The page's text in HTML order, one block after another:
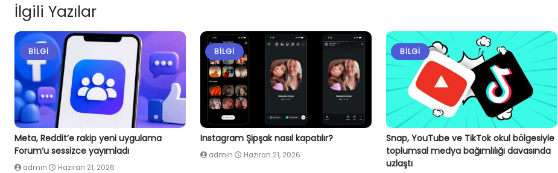
İlgili Yazılar
BILGI
Meta, Reddit’e rakip yeni uygulama
Forum’u sessizce yayımladı
admin Haziran 21, 2026
BILGI
Instagram Şipşak nasıl kapatılır?
admin Haziran 21, 2026
BILGI
Snap, YouTube ve TikTok okul bölgesiyle
toplumsal medya bağımlılığı davasında
uzlaştı